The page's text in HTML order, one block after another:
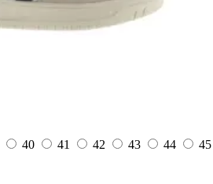
40 41 42 43 44
45